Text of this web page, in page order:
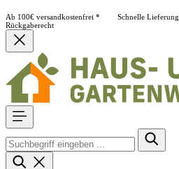
Ab 100€ versandkostenfrei * Schnelle Lieferung
Rückgaberecht